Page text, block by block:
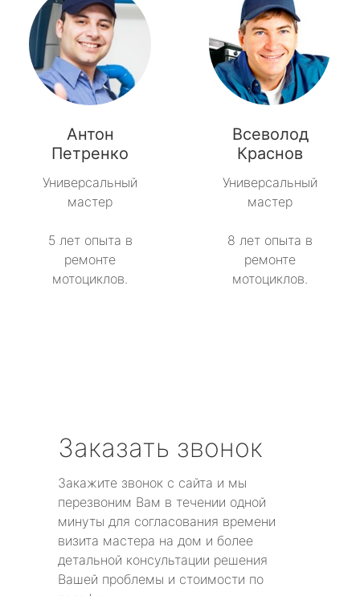
Антон
Петренко
Универсальный
мастер
5 лет опыта в
ремонте
мотоциклов.
Всеволод
Краснов
Универсальный
мастер
8 лет опыта в
ремонте
мотоциклов.
Заказать звонок
Закажите звонок с сайта и мы
перезвоним Вам в течении одной
минуты для согласования времени
визита мастера на дом и более
детальной консультации решения
Вашей проблемы и стоимости по